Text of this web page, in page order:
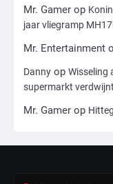
4
Mr. Gamer op
jaar vliegramp
Mr. Entertainment
Danny op Wisseling
supermarkt
Mr. Gamer op